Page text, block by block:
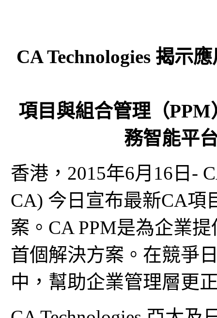
CA Technologies 揭示
項目與組合管理（
務智能平
香港，2015年6月16日-
CA) 今日宣布最新CA項
案。CA PPM是為企業
首個解決方案。在競爭
中，幫助企業管理層更